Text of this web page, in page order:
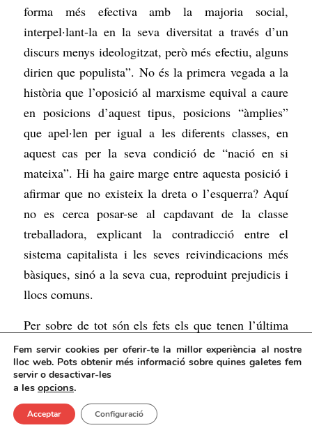
forma més efectiva amb la majoria social,
interpel·lant-la en la seva diversitat a través d’un
discurs menys ideologitzat, però més efectiu, alguns
dirien que populista”. No és la primera vegada a la
història que l’oposició al marxisme equival a caure
en posicions d’aquest tipus, posicions “àmplies”
que apel·len per igual a les diferents classes, en
aquest cas per la seva condició de “nació en si
mateixa”. Hi ha gaire marge entre aquesta posició i
afirmar que no existeix la dreta o l’esquerra? Aquí
no es cerca posar-se al capdavant de la classe
treballadora, explicant la contradicció entre el
sistema capitalista i les seves reivindicacions més
bàsiques, sinó a la seva cua, reproduint prejudicis i
llocs comuns.
Per sobre de tot són els fets els que tenen l’última
paraula, i en aquest sentit, l’historial dels companys
de Poble Lliure i la Forja no és molt encoratjador.
Van ser els companys dins la CUP que més van
pressionar per entrar dins de l’actual govern, un
govern que ha demostrat, des del minut u, que no
Fem servir cookies per oferir-te la millor experiència al nostre
lloc web. Pots obtenir més informació sobre quines galetes fem
servir o desactivar-les
a les opcions.
Acceptar Configuració